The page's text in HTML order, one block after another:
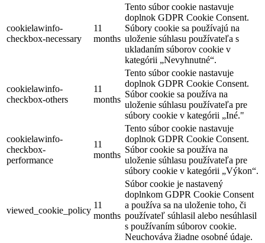
cookielawinfo-
checkbox-necessary
11
months
Tento súbor cookie nastavuje
doplnok GDPR Cookie Consent.
Súbory cookie sa používajú na
uloženie súhlasu používateľa s
ukladaním súborov cookie v
kategórii „Nevyhnutné“.
cookielawinfo-
checkbox-others
11
months
Tento súbor cookie nastavuje
doplnok GDPR Cookie Consent.
Súbor cookie sa používa na
uloženie súhlasu používateľa pre
súbory cookie v kategórii „Iné."
cookielawinfo-
checkbox-
performance
11
months
Tento súbor cookie nastavuje
doplnok GDPR Cookie Consent.
Súbor cookie sa používa na
uloženie súhlasu používateľa pre
súbory cookie v kategórii „Výkon“.
viewed_cookie_policy
11
months
Súbor cookie je nastavený
doplnkom GDPR Cookie Consent
a používa sa na uloženie toho, či
používateľ súhlasil alebo nesúhlasil
s používaním súborov cookie.
Neuchováva žiadne osobné údaje.